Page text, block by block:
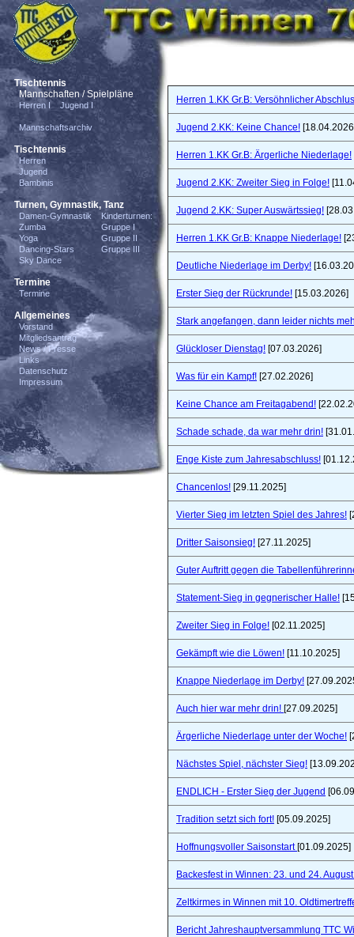
Tischtennis
Mannschaften / Spielpläne
Herren I Jugend I
Mannschaftsarchiv
Tischtennis
Herren
Jugend
Bambinis
Turnen, Gymnastik, Tanz
Damen-Gymnastik
Zumba
Yoga
Dancing-Stars
Sky Dance
Kinderturnen:
Gruppe I
Gruppe II
Gruppe III
Termine
Termine
Allgemeines
Vorstand
Mitgliedsantrag
News / Presse
Links
Datenschutz
Impressum
Herren 1.KK Gr.B: Versöhnlicher
Jugend 2.KK: Keine Chance!
Herren 1.KK Gr.B: Ärgerliche Niederlage!
Jugend 2.KK: Zweiter Sieg in Folge!
Jugend 2.KK: Super Auswärtssieg!
Herren 1.KK Gr.B: Knappe Niederlage!
Deutliche Niederlage im Derby!
Erster Sieg der Rückrunde! [15.03.2026]
Stark angefangen, dann leider nichts
Glückloser Dienstag! [07.03.2026]
Was für ein Kampf! [27.02.2026]
Keine Chance am Freitagabend!
Schade schade, da war mehr drin!
Enge Kiste zum Jahresabschluss!
Chancenlos! [29.11.2025]
Vierter Sieg im letzten Spiel des Jahres!
Dritter Saisonsieg! [27.11.2025]
Guter Auftritt gegen die
Statement-Sieg in gegnerischer Halle!
Zweiter Sieg in Folge! [02.11.2025]
Gekämpft wie die Löwen! [11.10.2025]
Knappe Niederlage im Derby!
Auch hier war mehr drin! [27.09.2025]
Ärgerliche Niederlage unter der Woche!
Nächstes Spiel, nächster Sieg!
ENDLICH - Erster Sieg der Jugend
Tradition setzt sich fort! [05.09.2025]
Hoffnungsvoller Saisonstart [01.09.2025]
Backesfest in Winnen: 23. und 24.
Zeltkirmes in Winnen mit 10.
Bericht Jahreshauptversammlung TTC